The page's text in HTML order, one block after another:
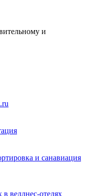
и
и санавиация
веллнес-отелях